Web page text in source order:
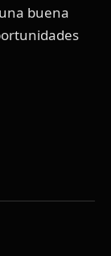
buena